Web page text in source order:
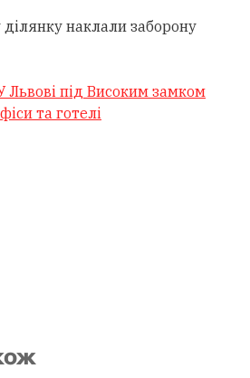
наклали заборону
Львові під Високим замком
та готелі